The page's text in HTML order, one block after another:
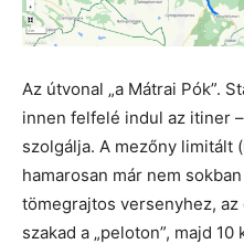
Az útvonal „a Mátrai Pók”.
innen felfelé indul az itiner
szolgálja. A mezőny limitált
hamarosan már nem
tömegrajtos versenyhez,
szakad a „peloton”, majd